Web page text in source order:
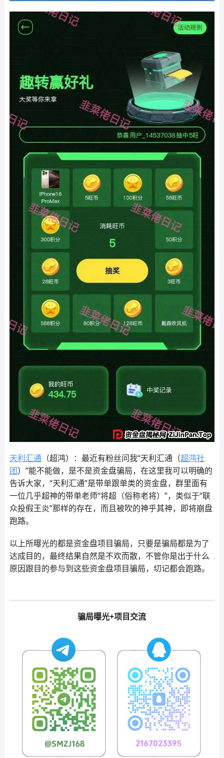
天利汇通 （超鸿）：最近有粉丝问我“天利汇通（超鸿社
团）”能不能做，是不是资金盘骗局，在这里我可以明确的
告诉大家，“天利汇通”是带单跟单类的资金盘，群里面有
一位几乎超神的带单老师“将超（俗称老将）”，类似于“联
众投假王炎”那样的存在，而且被吹的神乎其神，即将崩盘
跑路。
以上所曝光的都是资金盘项目骗局，只要是骗局都是为了
达成目的，最终结果自然是不欢而散，不管你是出于什么
原因跟目的参与到这些资金盘项目骗局，切记都会跑路。
骗局曝光+项目交流